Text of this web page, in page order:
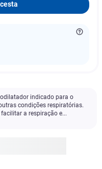
indicado para o
condições respiratórias.
a respiração e...